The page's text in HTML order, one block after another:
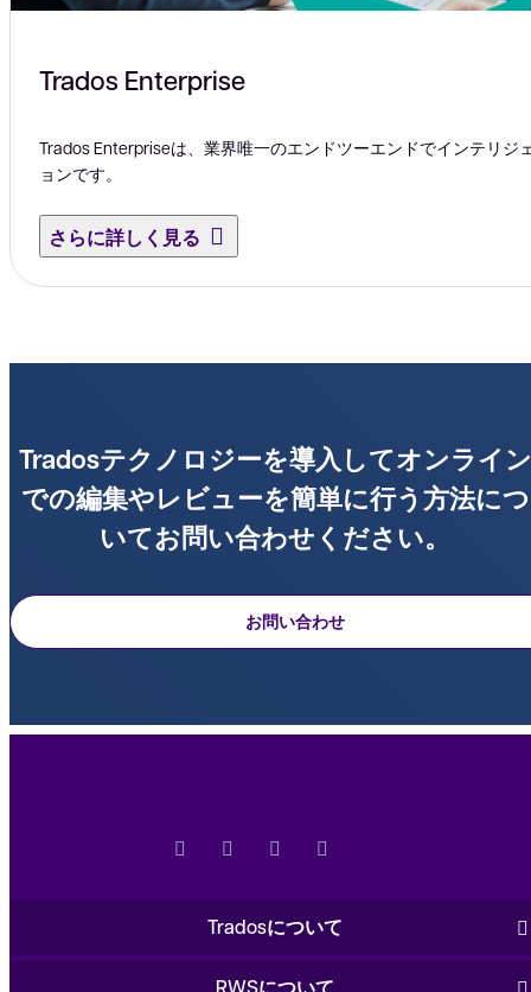
Trados Enterprise
Trados Enterpriseは、業界唯一のエンドツーエンドでインテリジ
ョンです。
さらに詳しく見る
Tradosテクノロジーを導入してオンライン
での編集やレビューを簡単に行う方法につ
いてお問い合わせください。
お問い合わせ
Tradosについて
RWSについて